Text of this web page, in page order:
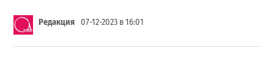
Редакция 07-12-2023 в 16:01